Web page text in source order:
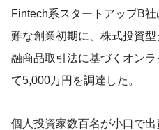
Fintech系スタートアップB
難な創業初期に、株式投資
融商品取引法に基づくオン
て5,000万円を調達した。
個人投資家数百名が小口で